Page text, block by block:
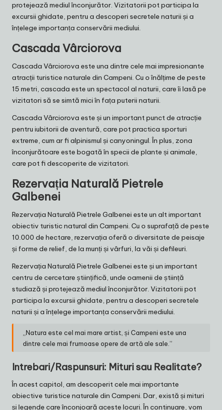
protejează mediul înconjurător. Vizitatorii pot participa la
excursii ghidate, pentru a descoperi secretele naturii și a
înțelege importanța conservării mediului.
Cascada Vârciorova
Cascada Vârciorova este una dintre cele mai impresionante
atracții turistice naturale din Campeni. Cu o înălțime de peste
15 metri, cascada este un spectacol al naturii, care îi lasă pe
vizitatori să se simtă mici în fața puterii naturii.
Cascada Vârciorova este și un important punct de atracție
pentru iubitorii de aventură, care pot practica sporturi
extreme, cum ar fi alpinismul și canyoningul. În plus, zona
înconjurătoare este bogată în specii de plante și animale,
care pot fi descoperite de vizitatori.
Rezervația Naturală Pietrele
Galbenei
Rezervația Naturală Pietrele Galbenei este un alt important
obiectiv turistic natural din Campeni. Cu o suprafață de peste
10.000 de hectare, rezervația oferă o diversitate de peisaje
și forme de relief, de la munți și vârfuri, la văi și defileuri.
Rezervația Naturală Pietrele Galbenei este și un important
centru de cercetare științifică, unde oamenii de știință
studiază și protejează mediul înconjurător. Vizitatorii pot
participa la excursii ghidate, pentru a descoperi secretele
naturii și a înțelege importanța conservării mediului.
„Natura este cel mai mare artist, și Campeni este una
dintre cele mai frumoase opere de artă ale sale.”
Intrebari/Raspunsuri: Mituri sau Realitate?
În acest capitol, am descoperit cele mai importante
obiective turistice naturale din Campeni. Dar, există și mituri
și legende care înconjoară aceste locuri. În continuare, vom